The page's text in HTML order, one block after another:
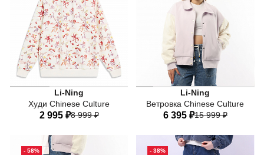
Li-Ning
Худи Chinese Culture
2 995 ₽8 999 ₽
40 42 44
Li-Ning
Ветровка Chinese Culture
Основной материал:
6 395 ₽15 999 ₽
40 42 44 46
48
- 58% - 38%